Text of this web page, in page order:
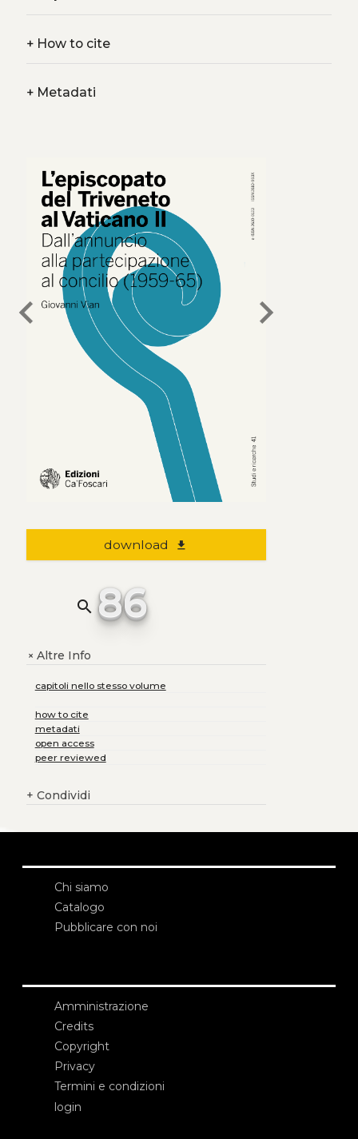
+How to cite
+Metadati
chevron_left chevron_right
download file_download
search 86
+Altre Info
capitoli nello stesso volume
how to cite
metadati
open access
peer reviewed
+ Condividi
Chi siamo
Catalogo
Pubblicare con noi
Amministrazione
Credits
Copyright
Privacy
Termini e condizioni
login